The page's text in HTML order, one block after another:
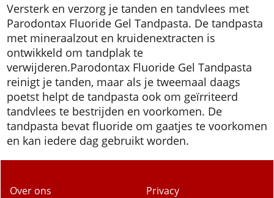
Versterk en verzorg je tanden en tandvlees met
Parodontax Fluoride Gel Tandpasta. De tandpasta
met mineraalzout en kruidenextracten is
ontwikkeld om tandplak te
verwijderen.Parodontax Fluoride Gel Tandpasta
reinigt je tanden, maar als je tweemaal daags
poetst helpt de tandpasta ook om geïrriteerd
tandvlees te bestrijden en voorkomen. De
tandpasta bevat fluoride om gaatjes te voorkomen
en kan iedere dag gebruikt worden.
Over ons
Privacy